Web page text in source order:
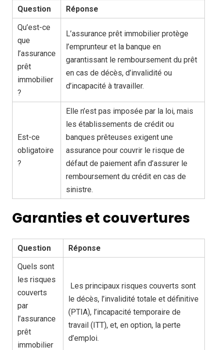
Question
Réponse
Qu’est-ce
que
l’assurance
prêt
immobilier
?
L’assurance prêt immobilier protège
l’emprunteur et la banque en
garantissant le remboursement du prêt
en cas de décès, d’invalidité ou
d’incapacité à travailler.
Est-ce
obligatoire
?
Elle n’est pas imposée par la loi, mais
les établissements de crédit ou
banques prêteuses exigent une
assurance pour couvrir le risque de
défaut de paiement afin d’assurer le
remboursement du crédit en cas de
sinistre.
Garanties et couvertures
Question
Réponse
Quels sont
les risques
couverts
par
l’assurance
prêt
immobilier
Les principaux risques couverts sont
le décès, l’invalidité totale et définitive
(PTIA), l’incapacité temporaire de
travail (ITT), et, en option, la perte
d’emploi.